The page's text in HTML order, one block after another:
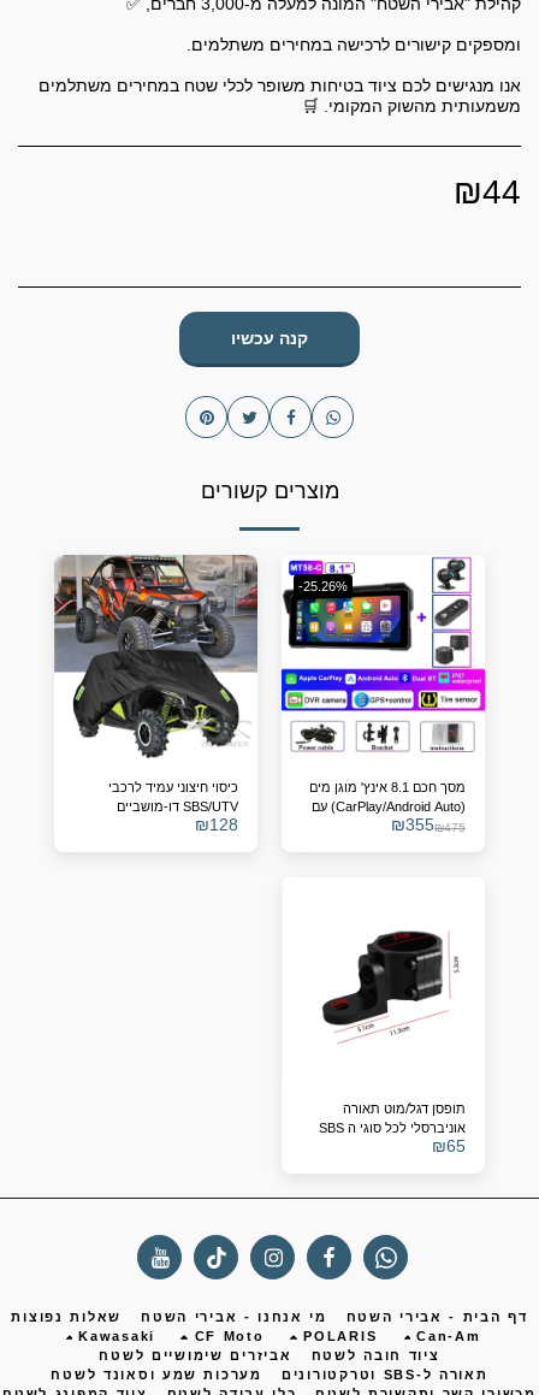
אנו מנגישים לכם ציוד בטיחות משופר לכלי שטח במחירים משתלמים
משמעותית מהשוק המקומי. 🛒
₪44
קנה עכשיו
מוצרים קשורים
-25.26%
מסך חכם 8.1 אינץ' מוגן מים
(CarPlay/Android Auto) עם
מצלמות דרך וחיישני לחץ
₪475
₪355
כיסוי חיצוני עמיד לרכבי
SBS/UTV דו-מושביים
₪128
תופסן דגל/מוט תאורה
אוניברסלי לכל סוגי ה SBS
₪65
הבית - אבירי השטח מי אנחנו - אבירי השטח
שאלות נפוצות
Can-Am
POLARIS
CF Moto
Kawasaki
ציוד חובה לשטח
אביזרים שימושיים לשטח
תאורה ל-SBS וטרקטורונים
מערכות שמע וסאונד לשטח